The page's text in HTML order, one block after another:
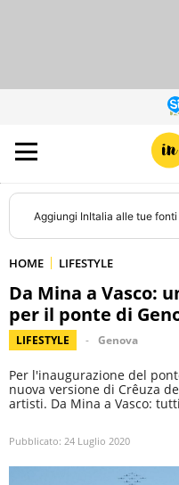
Aggiungi InItalia alle tue
HOME LIFESTYLE
Da Mina a Vasco:
per il ponte di
LIFESTYLE Genova
Per l'inaugurazione del
nuova versione di Crêuza
artisti. Da Mina a Vasco:
Pubblicato: 24 Luglio 2020